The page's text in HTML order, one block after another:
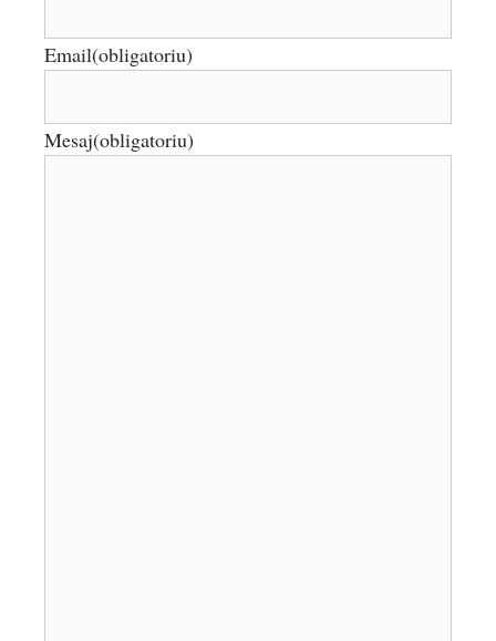
Email(obligatoriu)
Mesaj(obligatoriu)